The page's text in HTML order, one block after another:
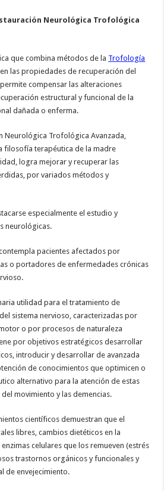
Neurológica Trofológica
que combina métodos de la Trofología
las propiedades de recuperación del
compensar las alteraciones
estructural y funcional de la
dañada o enferma.
Neurológica Trofológica Avanzada,
filosofía terapéutica de la madre
logra mejorar y recuperar las
por variados métodos y
especialmente el estudio y
neurológicas.
pacientes afectados por
o portadores de enfermedades crónicas
utilidad para el tratamiento de
sistema nervioso, caracterizadas por
o por procesos de naturaleza
por objetivos estratégicos desarrollar
introducir y desarrollar de avanzada
de conocimientos que optimicen o
alternativo para la atención de estas
movimiento y las demencias.
científicos demuestran que el
libres, cambios dietéticos en la
celulares que los remueven (estrés
trastornos orgánicos y funcionales y
de envejecimiento.